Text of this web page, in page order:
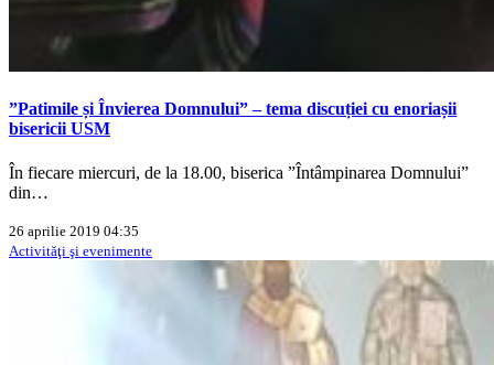
”Patimile și Învierea Domnului” – tema discuției cu enoriașii
bisericii USM
În fiecare miercuri, de la 18.00, biserica ”Întâmpinarea Domnului”
din…
26 aprilie 2019 04:35
Activităţi şi evenimente